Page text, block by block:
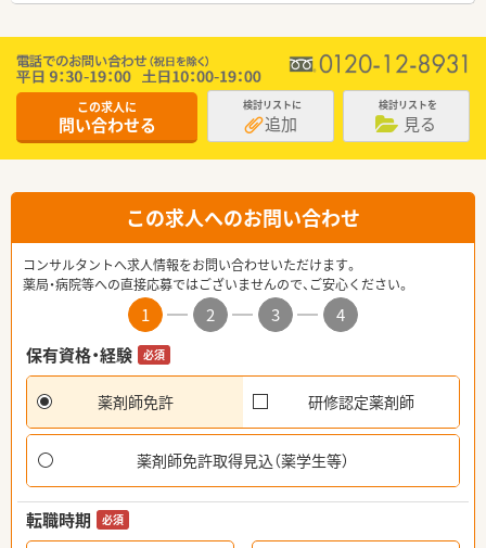
この求人に
問い合わせる
検討リストに
追加
検討リストを
見る
この求人へのお問い合わせ
コンサルタントへ求人情報をお問い合わせいただけます。
薬局・病院等への直接応募ではございませんので、ご安心ください。
1 2 3
4
保有資格・経験
必須
薬剤師免許 研修認定薬剤師
薬剤師免許取得見込（薬学生等）
転職時期 必須